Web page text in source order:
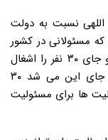
نسبت به دولت
مسئولانی در کشور
وجود دارند که حدود ۳۰ شغل در کشور دارند و جای ۳۰ نفر را اشغال
کردند، مشکل خواهیم داشت در حالی که به جای این می شد ۳۰
ها برای مسئولیت